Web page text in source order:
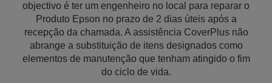
objectivo é ter um engenheiro no local para reparar o
Produto Epson no prazo de 2 dias úteis após a
recepção da chamada. A assistência CoverPlus não
abrange a substituição de itens designados como
elementos de manutenção que tenham atingido o fim
do ciclo de vida.